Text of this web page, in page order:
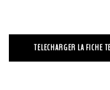
TELECHARGER LA FICHE